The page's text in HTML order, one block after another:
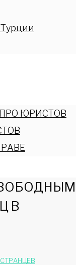
ЮРИСТОВ
В